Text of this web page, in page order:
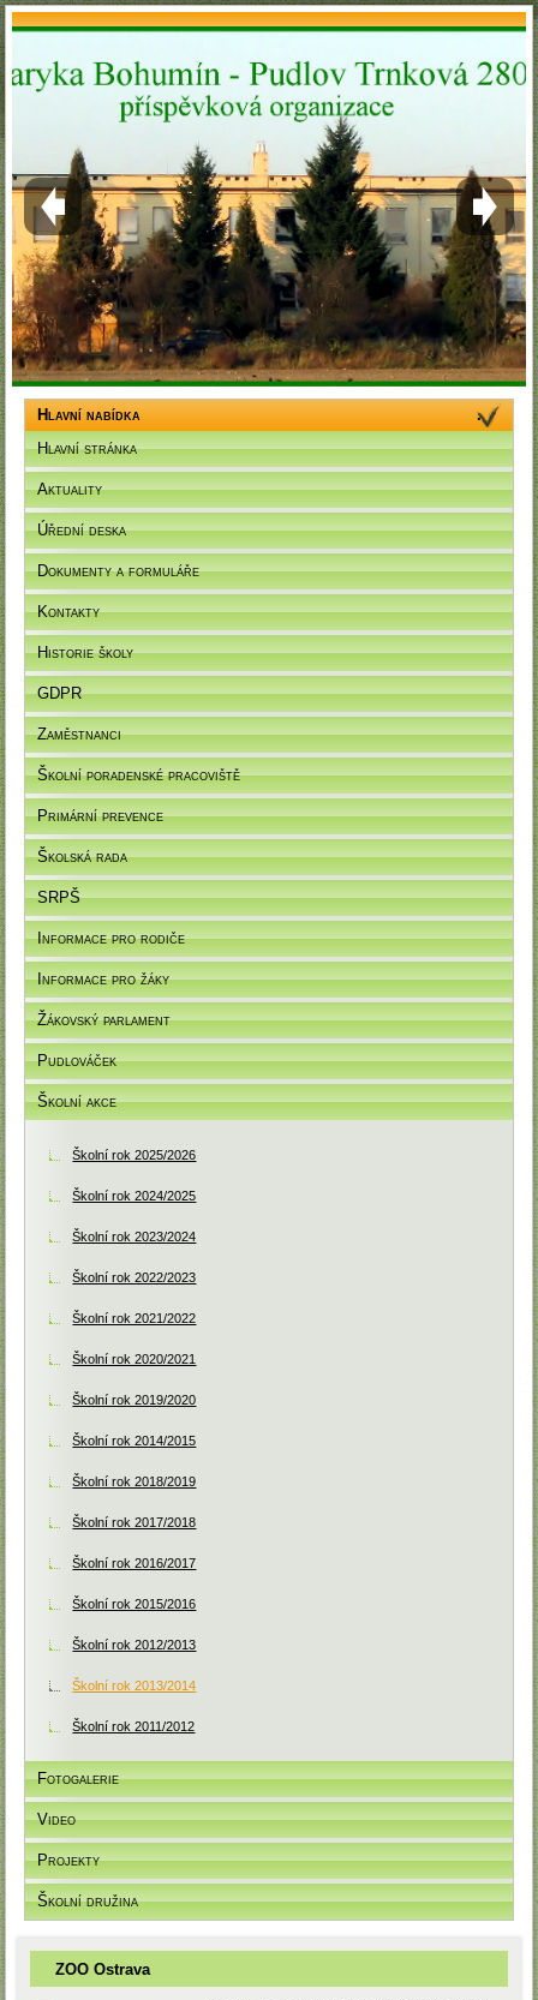
Hlavní nabídka
Hlavní stránka
Aktuality
Úřední deska
Dokumenty a formuláře
Kontakty
Historie školy
GDPR
Zaměstnanci
Školní poradenské pracoviště
Primární prevence
Školská rada
SRPŠ
Informace pro rodiče
Informace pro žáky
Žákovský parlament
Pudlováček
Školní akce
Školní rok 2025/2026
Školní rok 2024/2025
Školní rok 2023/2024
Školní rok 2022/2023
Školní rok 2021/2022
Školní rok 2020/2021
Školní rok 2019/2020
Školní rok 2014/2015
Školní rok 2018/2019
Školní rok 2017/2018
Školní rok 2016/2017
Školní rok 2015/2016
Školní rok 2012/2013
Školní rok 2013/2014
Školní rok 2011/2012
Fotogalerie
Video
Projekty
Školní družina
ZOO Ostrava